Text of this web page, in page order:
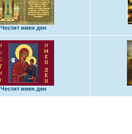
Честит имен ден
Честит имен ден